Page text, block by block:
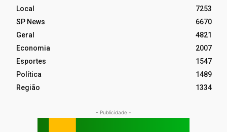
Local
7253
SP News
6670
Geral
4821
Economia
2007
Esportes
1547
Política
1489
Região
1334
- Publicidade -